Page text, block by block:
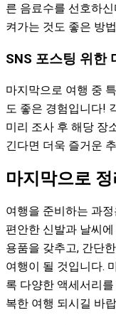
른 음료수를 선호하
켜가는 것도 좋은 방
SNS 포스팅 위한
마지막으로 여행 중
도 좋은 경험입니다!
미리 조사 후 해당 장
긴다면 더욱 즐거운
마지막으로 정
여행을 준비하는 과
편안한 신발과 날씨
용품을 갖추고, 간단
여행이 될 것입니다.
록 다양한 액세서리
복한 여행 되시길 바